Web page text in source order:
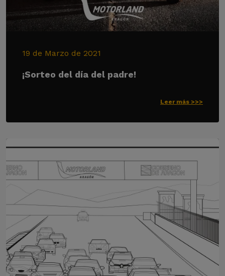
19 de Marzo de 2021
¡Sorteo del día del padre!
Leer más >>>